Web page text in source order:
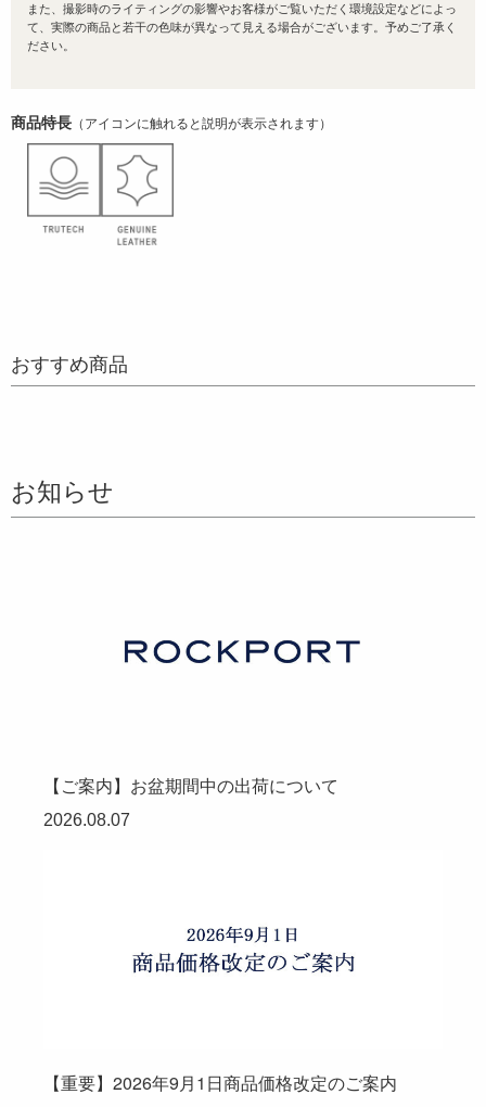
また、撮影時のライティングの影響やお客様がご覧いただく環境設定などによっ
て、実際の商品と若干の色味が異なって見える場合がございます。予めご了承く
ださい。
商品特長 （アイコンに触れると説明が表示されます）
おすすめ商品
お知らせ
【ご案内】お盆期間中の出荷について
2026.08.07
【重要】2026年9月1日商品価格改定のご案内